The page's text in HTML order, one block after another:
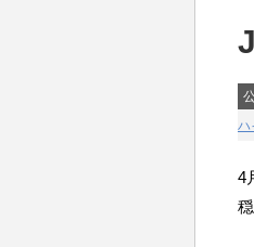
ハ
4